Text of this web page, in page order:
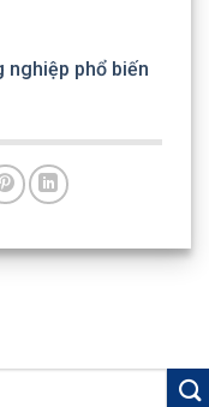
nghiệp phổ biến